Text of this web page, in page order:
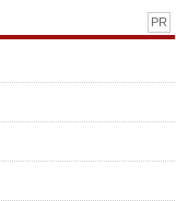
PR